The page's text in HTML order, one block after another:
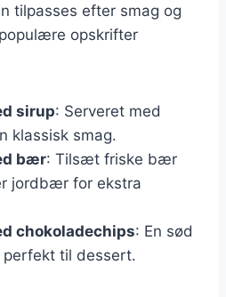
tilpasses efter smag og
opskrifter
sirup: Serveret med
klassisk smag.
bær: Tilsæt friske bær
jordbær for ekstra
chokoladechips: En sød
til dessert.